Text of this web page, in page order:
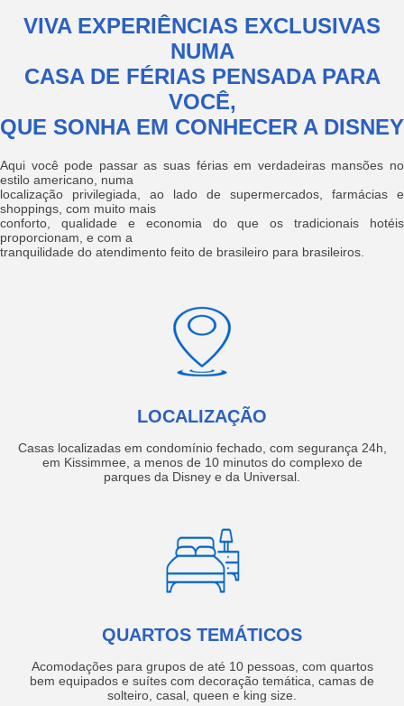
VIVA EXPERIÊNCIAS EXCLUSIVAS
NUMA
CASA DE FÉRIAS PENSADA PARA
VOCÊ,
QUE SONHA EM CONHECER A DISNEY
Aqui você pode passar as suas férias em verdadeiras mansões no
estilo americano, numa
localização privilegiada, ao lado de supermercados, farmácias e
shoppings, com muito mais
conforto, qualidade e economia do que os tradicionais hotéis
proporcionam, e com a
tranquilidade do atendimento feito de brasileiro para brasileiros.
LOCALIZAÇÃO
Casas localizadas em condomínio fechado, com segurança 24h,
em Kissimmee, a menos de 10 minutos do complexo de
parques da Disney e da Universal.
QUARTOS TEMÁTICOS
Acomodações para grupos de até 10 pessoas, com quartos
bem equipados e suítes com decoração temática, camas de
solteiro, casal, queen e king size.